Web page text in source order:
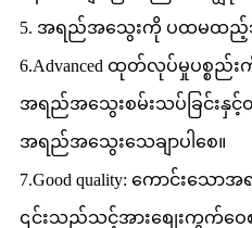
5. အရည်အသွေးကို ပထမထည့်သွင်
6.Advanced ထုတ်လုပ်မှုပစ္စည်
အရည်အသွေးစမ်းသပ်ခြင်းနှင့်
အရည်အသွေးသေချာပါစေ။
7.Good quality: ကောင်းသ
၎င်းသည်သင့်အားစျေးကွက်ဝေ